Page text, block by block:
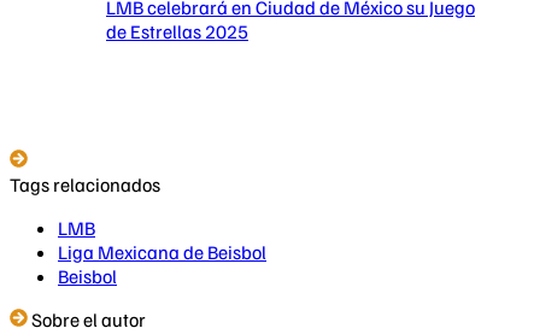
LMB celebrará en Ciudad de México su Juego
de Estrellas 2025
Tags relacionados
LMB
Liga Mexicana de Beisbol
Beisbol
Sobre el autor